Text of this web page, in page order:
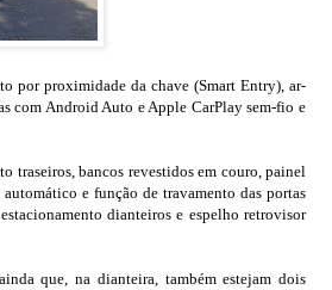
por proximidade da chave (Smart Entry), ar-
com Android Auto e Apple CarPlay sem-fio e
traseiros, bancos revestidos em couro, painel
e função de travamento das portas
dianteiros e espelho retrovisor
que, na dianteira, também estejam dois